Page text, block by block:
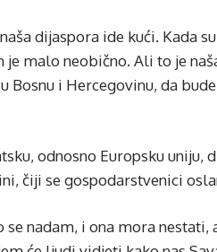
dijaspora ide kući. Kada
je malo neobično. Ali to je
Bosnu i Hercegovinu, da
odnosno Europsku
čiji se gospodarstvenici
se nadam, i ona mora